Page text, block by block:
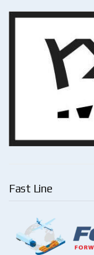
Fast Line